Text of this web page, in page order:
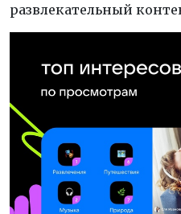
развлекательный